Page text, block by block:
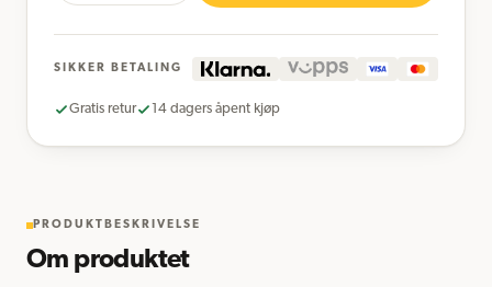
SIKKER BETALING
Gratis retur 14 dagers åpent kjøp
PRODUKTBESKRIVELSE
Om produktet